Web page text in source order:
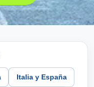
Italia y España